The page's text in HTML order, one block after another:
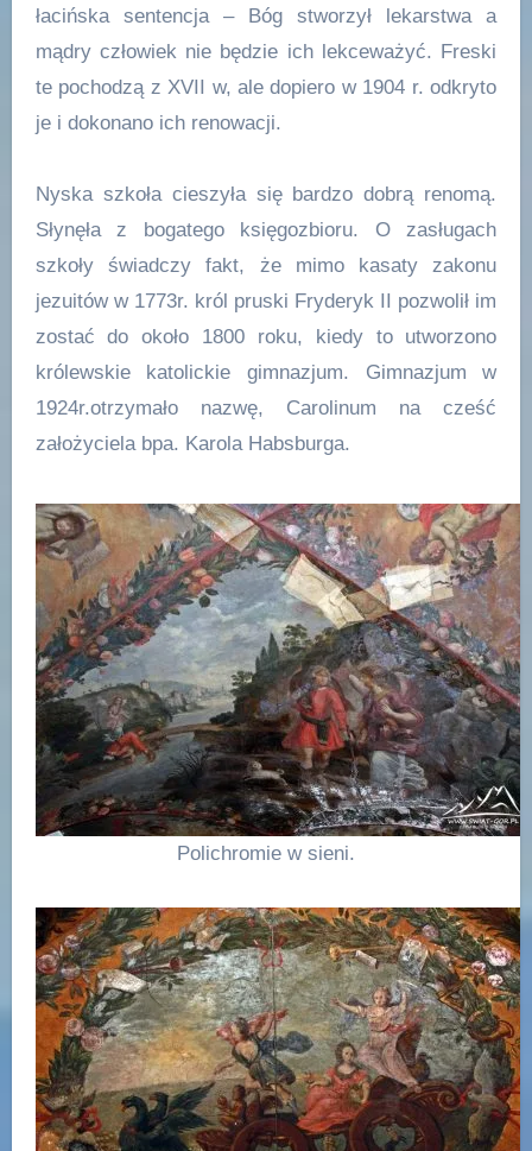
łacińska sentencja – Bóg stworzył lekarstwa a
mądry człowiek nie będzie ich lekceważyć. Freski
te pochodzą z XVII w, ale dopiero w 1904 r. odkryto
je i dokonano ich renowacji.
Nyska szkoła cieszyła się bardzo dobrą renomą.
Słynęła z bogatego księgozbioru. O zasługach
szkoły świadczy fakt, że mimo kasaty zakonu
jezuitów w 1773r. król pruski Fryderyk II pozwolił im
zostać do około 1800 roku, kiedy to utworzono
królewskie katolickie gimnazjum. Gimnazjum w
1924r.otrzymało nazwę, Carolinum na cześć
założyciela bpa. Karola Habsburga.
Polichromie w sieni.